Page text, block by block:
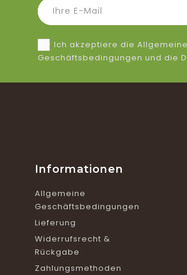
Ich akzeptiere die
Geschäftsbedingungen und die
Informationen
Allgemeine
Geschäftsbedingungen
Lieferung
Widerrufsrecht &
Rückgabe
Zahlungsmethoden